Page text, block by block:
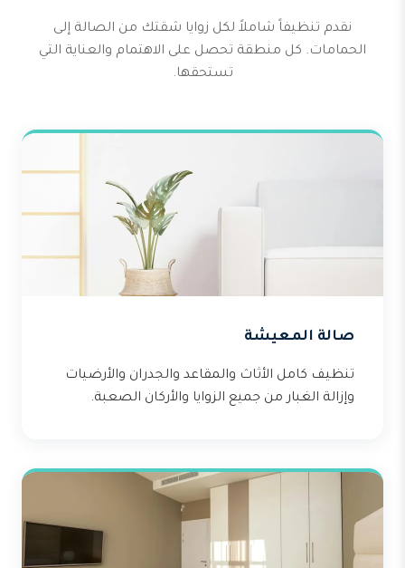
نقدم تنظيفاً شاملاً لكل زوايا شقتك من الصالة إلى
الحمامات. كل منطقة تحصل على الاهتمام والعناية التي
تستحقها.
صالة المعيشة
تنظيف كامل الأثاث والمقاعد والجدران والأرضيات
وإزالة الغبار من جميع الزوايا والأركان الصعبة.